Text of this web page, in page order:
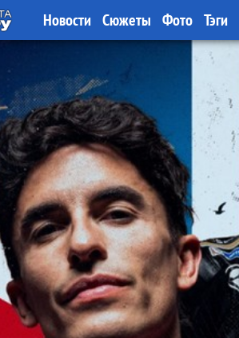
Новости Сюжеты Фото Тэги